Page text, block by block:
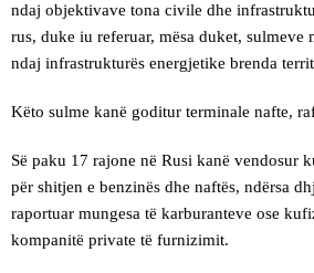
ndaj objektivave tona civile dhe
rus, duke iu referuar, mësa duket, sulmeve
ndaj infrastrukturës energjetike brenda
Këto sulme kanë goditur terminale nafte,
Së paku 17 rajone në Rusi kanë vendosur
për shitjen e benzinës dhe naftës, ndërsa
raportuar mungesa të karburanteve ose
kompanitë private të furnizimit.